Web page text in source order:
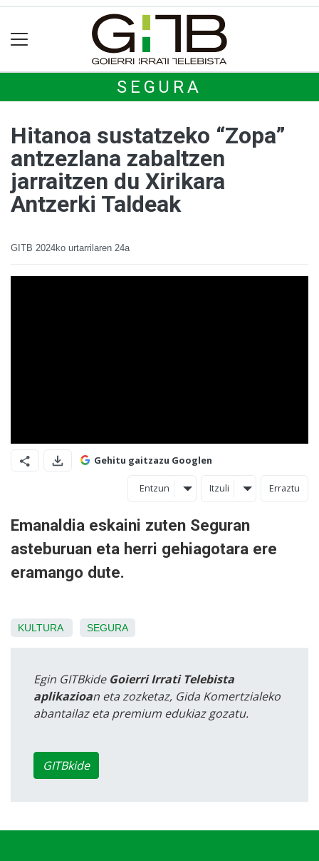
SEGURA
Hitanoa sustatzeko “Zopa”
antzezlana zabaltzen
jarraitzen du Xirikara
Antzerki Taldeak
GITB 2024ko urtarrilaren 24a
Gehitu gaitzazu Googlen
Entzun Itzuli Erraztu
Emanaldia eskaini zuten Seguran
asteburuan eta herri gehiagotara ere
eramango dute.
KULTURA SEGURA
Egin GITBkide Goierri Irrati Telebista
aplikazioan eta zozketaz, Gida Komertzialeko
abantailaz eta premium edukiaz gozatu.
GITBkide